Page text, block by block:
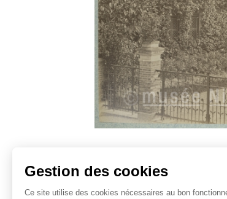
Gestion des cookies
Ce site utilise des cookies nécessaires au bon